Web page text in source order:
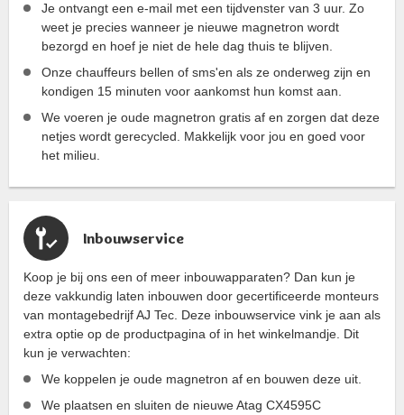
Je ontvangt een e-mail met een tijdvenster van 3 uur. Zo
weet je precies wanneer je nieuwe magnetron wordt
bezorgd en hoef je niet de hele dag thuis te blijven.
Onze chauffeurs bellen of sms'en als ze onderweg zijn en
kondigen 15 minuten voor aankomst hun komst aan.
We voeren je oude magnetron gratis af en zorgen dat deze
netjes wordt gerecycled. Makkelijk voor jou en goed voor
het milieu.
Inbouwservice
Koop je bij ons een of meer inbouwapparaten? Dan kun je
deze vakkundig laten inbouwen door gecertificeerde monteurs
van montagebedrijf AJ Tec. Deze inbouwservice vink je aan als
extra optie op de productpagina of in het winkelmandje. Dit
kun je verwachten:
We koppelen je oude magnetron af en bouwen deze uit.
We plaatsen en sluiten de nieuwe Atag CX4595C